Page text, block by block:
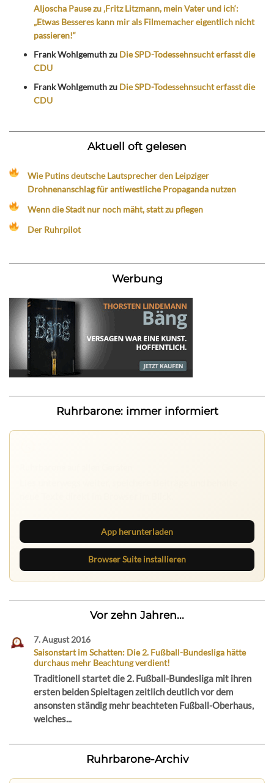
Aljoscha Pause zu ‚Fritz Litzmann, mein Vater und ich‘:
„Etwas Besseres kann mir als Filmemacher eigentlich nicht
passieren!“
Frank Wohlgemuthzu Die SPD-Todessehnsucht erfasst die
CDU
Frank Wohlgemuthzu Die SPD-Todessehnsucht erfasst die
CDU
Aktuell oft gelesen
Wie Putins deutsche Lautsprecher den Leipziger
Drohnenanschlag für antiwestliche Propaganda nutzen
Wenn die Stadt nur noch mäht, statt zu pflegen
Der Ruhrpilot
Werbung
Ruhrbarone: immer informiert
App herunterladen
Browser Suite installieren
Vor zehn Jahren...
7. August 2016
Saisonstart im Schatten: Die 2. Fußball-Bundesliga hätte
durchaus mehr Beachtung verdient!
Traditionell startet die 2. Fußball-Bundesliga mit ihren
ersten beiden Spieltagen zeitlich deutlich vor dem
ansonsten ständig mehr beachteten Fußball-Oberhaus,
welches...
Ruhrbarone-Archiv